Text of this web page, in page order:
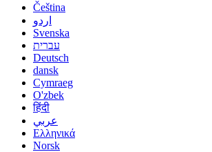
Čeština
اردو
Svenska
עברית
Deutsch
dansk
Cymraeg
O'zbek
हिंदी
عربي
Ελληνικά
Norsk